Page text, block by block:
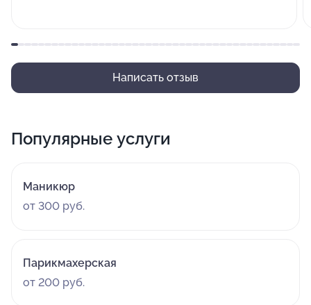
Написать отзыв
Популярные услуги
Маникюр
от 300 руб.
Парикмахерская
от 200 руб.